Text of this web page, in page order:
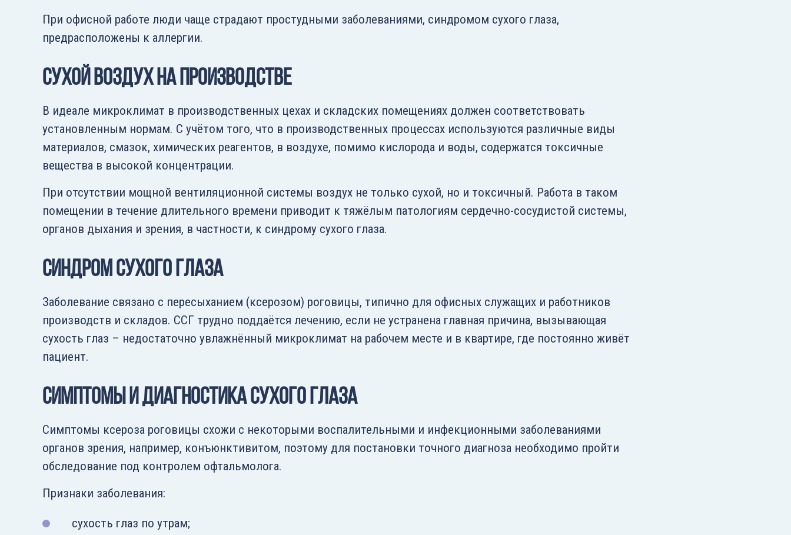
При офисной работе люди чаще страдают простудными заболеваниями, синдромом сухого глаза,
предрасположены к аллергии.
Сухой воздух на производстве
В идеале микроклимат в производственных цехах и складских помещениях должен соответствовать
установленным нормам. С учётом того, что в производственных процессах используются различные виды
материалов, смазок, химических реагентов, в воздухе, помимо кислорода и воды, содержатся токсичные
вещества в высокой концентрации.
При отсутствии мощной вентиляционной системы воздух не только сухой, но и токсичный. Работа в таком
помещении в течение длительного времени приводит к тяжёлым патологиям сердечно-сосудистой системы,
органов дыхания и зрения, в частности, к синдрому сухого глаза.
Синдром сухого глаза
Заболевание связано с пересыханием (ксерозом) роговицы, типично для офисных служащих и работников
производств и складов. ССГ трудно поддаётся лечению, если не устранена главная причина, вызывающая
сухость глаз – недостаточно увлажнённый микроклимат на рабочем месте и в квартире, где постоянно живёт
пациент.
Симптомы и диагностика сухого глаза
Симптомы ксероза роговицы схожи с некоторыми воспалительными и инфекционными заболеваниями
органов зрения, например, конъюнктивитом, поэтому для постановки точного диагноза необходимо пройти
обследование под контролем офтальмолога.
Признаки заболевания:
сухость глаз по утрам;